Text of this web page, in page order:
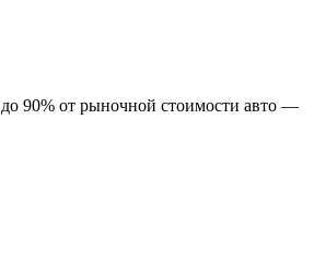
90% от рыночной стоимости авто —